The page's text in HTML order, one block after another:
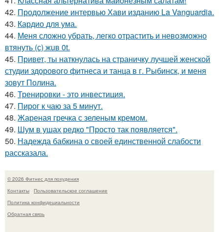
42. Продолжение интервью Хави изданию La Vanguardia.
43. Кардио для ума.
44. Меня сложно убрать, легко отрастить и невозможно
втянуть (с) жuв 0t.
45. Привет, ты наткнулась на страничку лучшей женской
студии здорового фитнеса и танца в г. Рыбинск, и меня
зовут Полина.
46. Тренировки - это инвестиция.
47. Пирог к чаю за 5 минут.
48. Жареная гречка с зеленым кремом.
49. Шум в ушах редко "Просто так появляется".
50. Надежда бабкина о своей единственной слабости
рассказала.
© 2026 Фитнес для похудения
Контакты
Пользовательское соглашение
Политика конфидециальности
Обратная связь